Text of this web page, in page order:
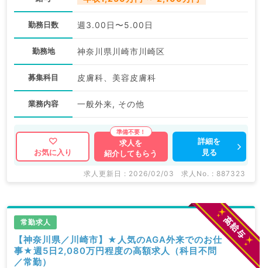
勤務日数 週3.00日〜5.00日
勤務地 神奈川県川崎市川崎区
募集科目 皮膚科、美容皮膚科
業務内容 一般外来, その他
お気に入り
求人を
紹介してもらう
詳細を
見る
求人更新日 : 2026/02/03 求人No. : 887323
常勤求人
【神奈川県／川崎市】★人気のAGA外来でのお仕
事★週5日2,080万円程度の高額求人（科目不問
／常勤）